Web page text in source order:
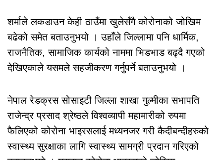
शर्माले लकडाउन केही ठाउँमा खुलेसँगै कोरोनाको जोखिम
बढेको समेत बताउनुभयो । उहाँले जिल्लामा पनि धार्मिक,
राजनैतिक, सामाजिक कार्यको नाममा भिडभाड बढ्दै गएको
देखिएकाले यसमले सहजीकरण गर्नुपर्ने बताउनुभयो ।
नेपाल रेडक्रस सोसाइटी जिल्ला शाखा गुल्मीका सभापति
राजेन्द्र प्रसाद श्रेष्ठले विश्वव्यापी महामारीको रुपमा
फैलिएको कोरोना भाइरसलाई मध्यनजर गरी कैदीबन्दीहरुको
स्वास्थ्य सुरक्षाका लागि स्वास्थ्य सामग्री प्रदान गरिएको